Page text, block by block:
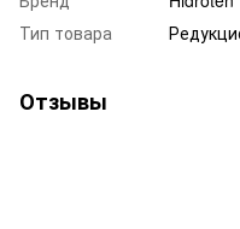
Тип товара
Отзывы